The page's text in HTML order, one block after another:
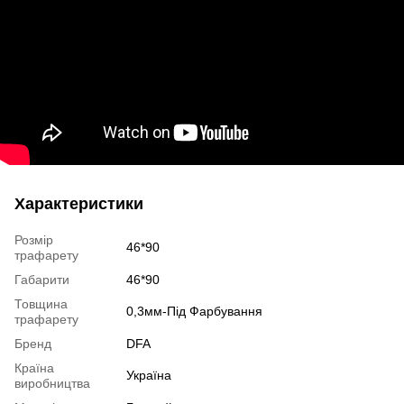
Характеристики
Розмір
трафарету
46*90
Габарити
46*90
Товщина
трафарету
0,3мм-Під Фарбування
Бренд
DFA
Країна
виробництва
Україна